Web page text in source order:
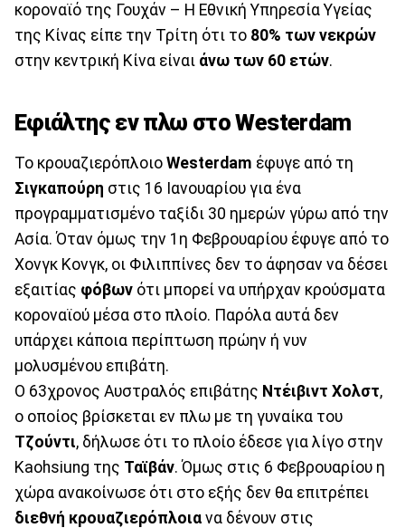
κοροναϊό της Γουχάν – Η Εθνική Υπηρεσία Υγείας
της Κίνας είπε την Τρίτη ότι το 80% των νεκρών
στην κεντρική Κίνα είναι άνω των 60 ετών.
Εφιάλτης εν πλω στο Westerdam
To κρουαζιερόπλοιο Westerdam έφυγε από τη
Σιγκαπούρη στις 16 Ιανουαρίου για ένα
προγραμματισμένο ταξίδι 30 ημερών γύρω από την
Ασία. Όταν όμως την 1η Φεβρουαρίου έφυγε από το
Χονγκ Κονγκ, οι Φιλιππίνες δεν το άφησαν να δέσει
εξαιτίας φόβων ότι μπορεί να υπήρχαν κρούσματα
κοροναϊού μέσα στο πλοίο. Παρόλα αυτά δεν
υπάρχει κάποια περίπτωση πρώην ή νυν
μολυσμένου επιβάτη.
Ο 63χρονος Αυστραλός επιβάτης Ντέιβιντ Χολστ,
ο οποίος βρίσκεται εν πλω με τη γυναίκα του
Τζούντι, δήλωσε ότι το πλοίο έδεσε για λίγο στην
Kaohsiung της Ταϊβάν. Όμως στις 6 Φεβρουαρίου η
χώρα ανακοίνωσε ότι στο εξής δεν θα επιτρέπει
διεθνή κρουαζιερόπλοια να δένουν στις